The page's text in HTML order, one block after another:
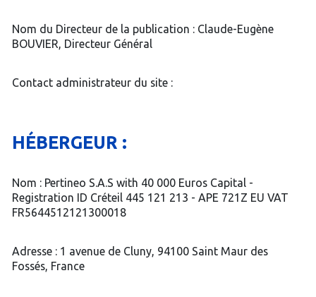
Nom du Directeur de la publication : Claude-Eugène
BOUVIER, Directeur Général
Contact administrateur du site :
HÉBERGEUR :
Nom : Pertineo S.A.S with 40 000 Euros Capital -
Registration ID Créteil 445 121 213 - APE 721Z EU VAT
FR5644512121300018
Adresse : 1 avenue de Cluny, 94100 Saint Maur des
Fossés, France